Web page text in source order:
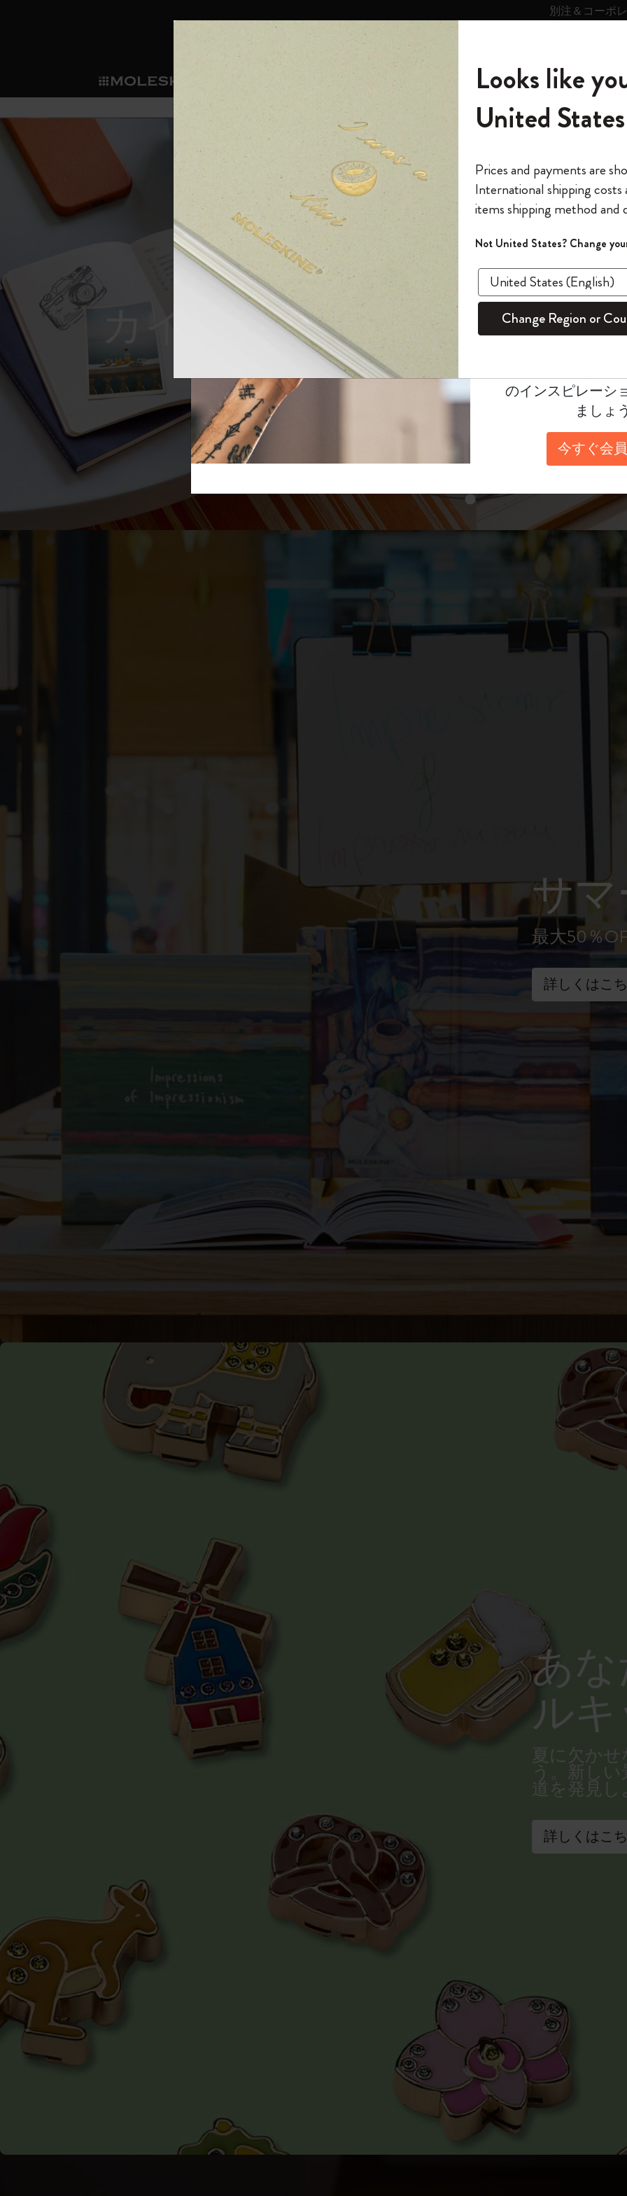
別注＆コーポ
ショ
新商品
ノートブック
ノートブック
The Original Notebook
ミニノートブックチャーム
カイエ ＆ ジャーナル
セット
パッションジャーナル
スチューデントカイエジャーナル
サブカテゴリ
ダイアリー
パーソナル・ダイアリー
12カ月ダイアリー
15ヶ月プランナー
ウィークリープランナー
デイリープランナー
マンスリープランナー
ライフプランナー・コレクション
アカデミック・プランナー
モレスキンスマート
サブカテゴリ
すべて見る
スマートライティング・システム
モレスキンスマートスマートとは
アプリ・サービス
ライティングツール
サブカテゴリ
モレスキンスマート
Blackwing x モレスキン
Kaweco x モレスキン
ペン & ペンシル
限定版ノートブック
Reframe サングラス
ムーミン コレクション
キム・ジョンギコレクション
「Alice's Adventures in Wonderland」コレ
『ロード・オブ・ザ・リング』コレク
カラーパターン ノートブック
サクラコレクション
馬年コレクション
ISSEY MIYAKE | モレスキン のコレク
ション
ナサにインスパイアされたコレクショ
ン
ピーナッツ限定コレクション
Mardi Mercredi × モレスキン
ハリー・ポッターの呪文コレクション
キム・ジョンギコレクション
Impressions of Impressionism コレクショ
ン
カサ・バトリョ 限定版コレクション
ゴッホ美術館
バッグ
サブカテゴリ
すべて見る
バックパック
限定版バックパック
Shopper paper – made Collection
ギフト
サブカテゴリ
アートを愛する方への贈り物
プロフェッショナルへの贈り物
ミニマリストへの贈り物
マキシマリストへの贈り物
健康を愛する方への贈り物です
趣味を愛する方へのギフト
ピン
サブカテゴリ
カントリー・テーマ・ピンズ・コレク
ション
サブカテゴリ
プライドをいつも胸に
Mardi Mercredi × モレスキン
すべて見る
スマートライティング・シス
サブカテゴリ
スマートライティング・システム
スマートノートブック
スマートダイアリー
モレスキンスマートスマート
アプリ・サービス
サブカテゴリ
Notes
モレスキン Journal
モレスキン Planner
パーソナライズサ
ービス
サブカテゴリ
カスタムダイアリー
カスタムノートブック
和紙テープ
ミニノートブックチャーム
別注＆コーポレートギフト
リー
の世界
サブカテゴリ
モレスキンメンバーシップ
我々の歴史
モレスキンのマニフェスト
ペンと紙の力
持続可能な創造性
今すぐメンバー登録
ウェルカムオファー: 次回のご購入時に10% オフと送料無料
通常特典: パーソナライズの2冊ご購入で1冊無料
バースデー特典: 1回限りの割引（1ヶ月有効）
先行プレビュー: 新作コレクションへの先行アクセス
伝説的なお得情報: 会員限定の特別サプライズ
セールへの早期アクセス: お得な情報をいち早くチェック
モレスキン限定イベント: 優先アクセス
返品期間の延長: 1ヶ月間
モレスキンの世界
*メールアドレス
*パスワード
このデバイスで情
ログイン
6,500円以上のご購入で送料無料
あるページから始まる物語
Reframe Sunglasses（リフレー
あなたにぴったりの一本を選ぼう
ス
スライド表示2
スライド表示3
スライド表示4
スライド表示5
サ
最大50％
詳しくはこ
あ
ル
夏に欠か
う。新し
道を発見し
詳しくはこ
モレスキンの世
今すぐ会員登録
「WELCOME10」
回注文が10%オフ
ます。セール・ア
適用
のインスピレーシ
ましょ
今すぐ会
Looks like
United States
Prices and payments are
International shipping costs
items shipping method and
Not United States? Change
Change Region or